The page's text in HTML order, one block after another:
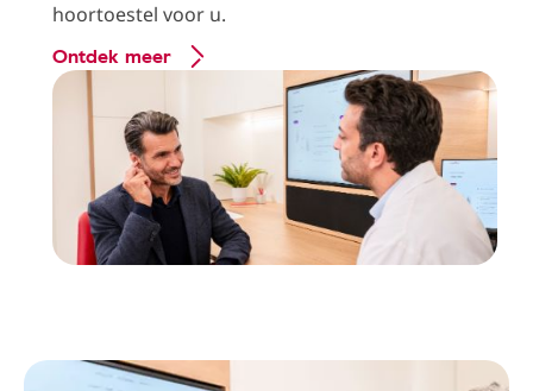
hoortoestel voor u.
Ontdek meer